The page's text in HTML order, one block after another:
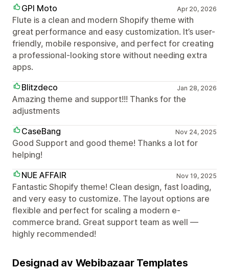
GPI Moto Apr 20, 2026
Flute is a clean and modern Shopify theme with
great performance and easy customization. It’s user-
friendly, mobile responsive, and perfect for creating
a professional-looking store without needing extra
apps.
Blitzdeco
Jan 28, 2026
Amazing theme and support!!! Thanks for the
adjustments
CaseBang
Nov 24, 2025
Good Support and good theme! Thanks a lot for
helping!
NUE AFFAIR
Nov 19, 2025
Fantastic Shopify theme! Clean design, fast loading,
and very easy to customize. The layout options are
flexible and perfect for scaling a modern e-
commerce brand. Great support team as well —
highly recommended!
Designad av Webibazaar Templates